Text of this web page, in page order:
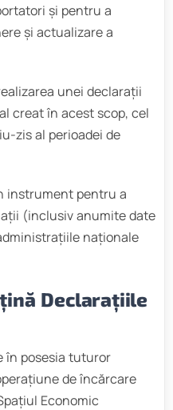
și pentru a
și actualizare a
unei declarații
creat în acest scop, cel
zis al perioadei de
instrument pentru a
(inclusiv anumite date
naționale
Declarațiile
în posesia tuturor
de încărcare
Economic